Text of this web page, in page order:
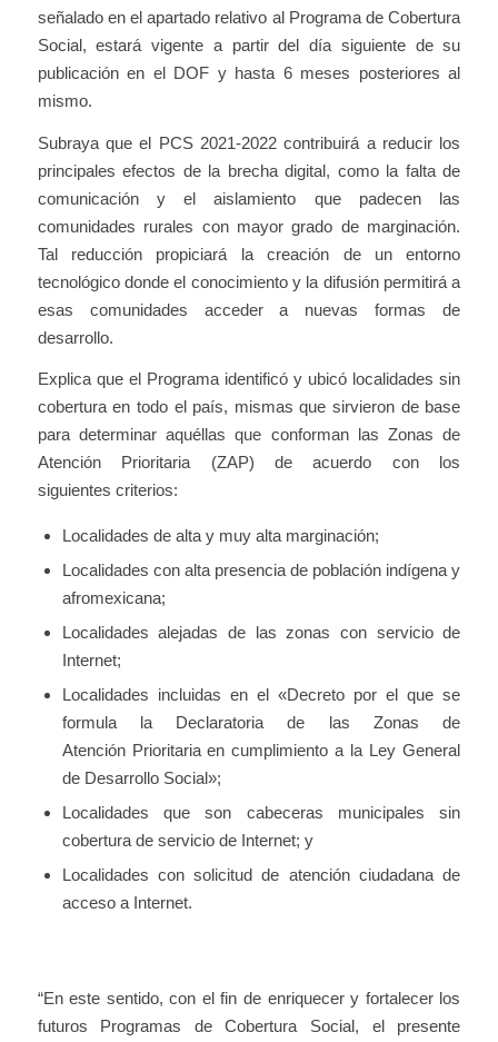
señalado en el apartado relativo al Programa de Cobertura
Social, estará vigente a partir del día siguiente de su
publicación en el DOF y hasta 6 meses posteriores al
mismo.
Subraya que el PCS 2021-2022 contribuirá a reducir los
principales efectos de la brecha digital, como la falta de
comunicación y el aislamiento que padecen las
comunidades rurales con mayor grado de marginación.
Tal reducción propiciará la creación de un entorno
tecnológico donde el conocimiento y la difusión permitirá a
esas comunidades acceder a nuevas formas de
desarrollo.
Explica que el Programa identificó y ubicó localidades sin
cobertura en todo el país, mismas que sirvieron de base
para determinar aquéllas que conforman las Zonas de
Atención Prioritaria (ZAP) de acuerdo con los
siguientes criterios:
Localidades de alta y muy alta marginación;
Localidades con alta presencia de población indígena y
afromexicana;
Localidades alejadas de las zonas con servicio de
Internet;
Localidades incluidas en el «Decreto por el que se
formula la Declaratoria de las Zonas de
Atención Prioritaria en cumplimiento a la Ley General
de Desarrollo Social»;
Localidades que son cabeceras municipales sin
cobertura de servicio de Internet; y
Localidades con solicitud de atención ciudadana de
acceso a Internet.
“En este sentido, con el fin de enriquecer y fortalecer los
futuros Programas de Cobertura Social, el presente